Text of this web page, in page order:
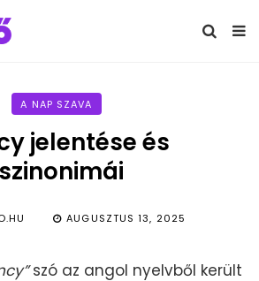
A NAP SZAVA
jelentése és
szinonimái
AUGUSZTUS 13, 2025
szó az angol nyelvből került